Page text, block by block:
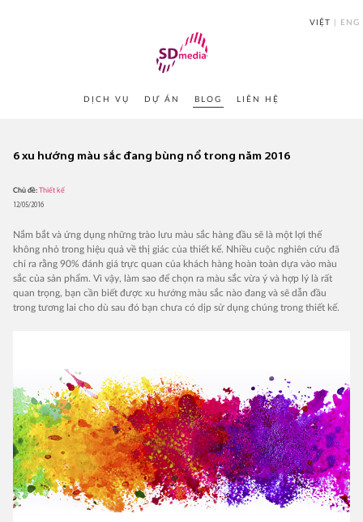
VIỆT ENG
SDmedia JSC
DỊCH VỤ DỰ ÁN BLOG LIÊN HỆ
6 xu hướng màu sắc đang bùng nổ trong năm 2016
Chủ đề:Thiết kế
12/05/2016
Nắm bắt và ứng dụng những trào lưu màu sắc hàng đầu sẽ là một lợi thế
không nhỏ trong hiệu quả về thị giác của thiết kế. Nhiều cuộc nghiên cứu đã
chỉ ra rằng 90% đánh giá trực quan của khách hàng hoàn toàn dựa vào màu
sắc của sản phẩm. Vì vậy, làm sao để chọn ra màu sắc vừa ý và hợp lý là rất
quan trọng, bạn cần biết được xu hướng màu sắc nào đang và sẽ dẫn đầu
trong tương lai cho dù sau đó bạn chưa có dịp sử dụng chúng trong thiết kế.